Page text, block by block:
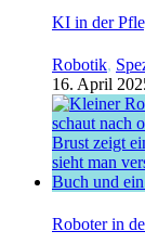
KI in der
Robotik,
16. April
Roboter in